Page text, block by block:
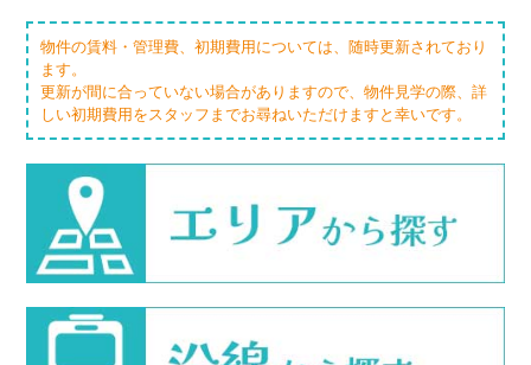
物件の賃料・管理費、初期費用については、随時更新されており
ます。
更新が間に合っていない場合がありますので、物件見学の際、詳
しい初期費用をスタッフまでお尋ねいただけますと幸いです。